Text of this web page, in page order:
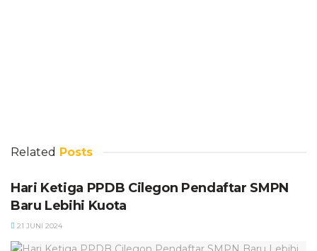
Related Posts
Hari Ketiga PPDB Cilegon Pendaftar SMPN
Baru Lebihi Kuota
21 JUNI 2024